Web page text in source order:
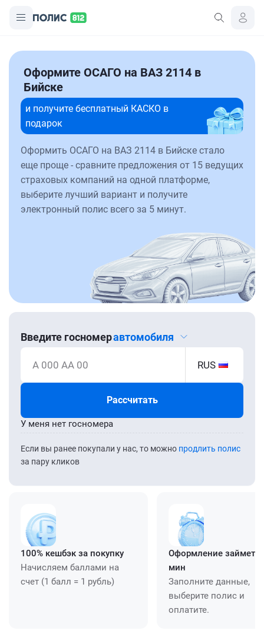
Оформите ОСАГО на ВАЗ 2114 в
Бийске
и получите бесплатный КАСКО в
подарок
Оформить ОСАГО на ВАЗ 2114 в Бийске стало
еще проще - сравните предложения от 15 ведущих
страховых компаний на одной платформе,
выберите лучший вариант и получите
электронный полис всего за 5 минут.
Введите госномеравтомобиля
А 000 АА 00 RUS
Рассчитать
Если вы ранее покупали у нас, то можно продлить полис
за пару кликов
У меня нет госномера
100% кешбэк за покупку
Начисляем баллами на
счет (1 балл = 1 рубль)
Оформление займет
мин
Заполните данные,
выберите полис и
оплатите.